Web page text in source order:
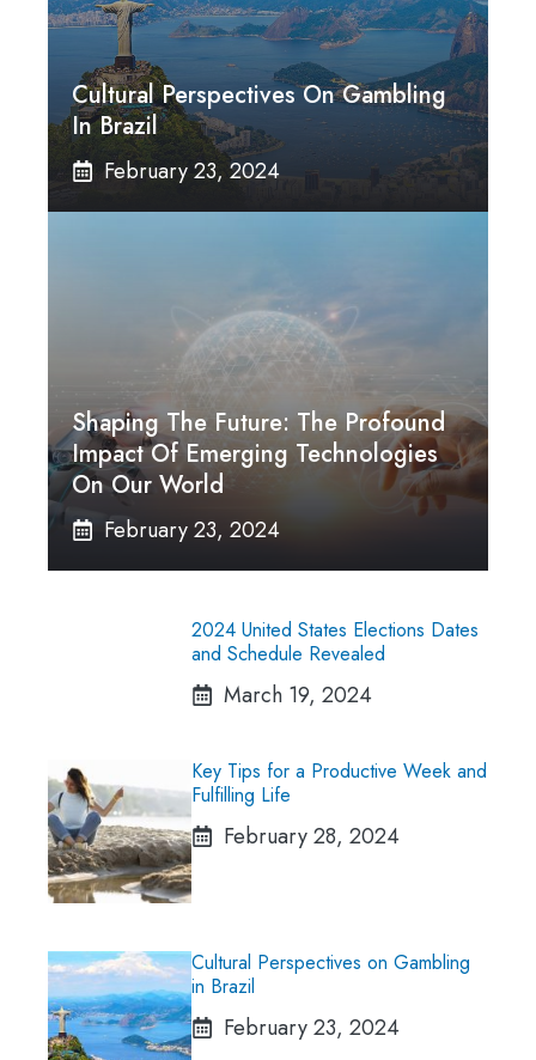
Cultural Perspectives On Gambling
In Brazil
February 23, 2024
Shaping The Future: The Profound
Impact Of Emerging Technologies
On Our World
February 23, 2024
2024 United States Elections Dates
and Schedule Revealed
March 19, 2024
Key Tips for a Productive Week and
Fulfilling Life
February 28, 2024
Cultural Perspectives on Gambling
in Brazil
February 23, 2024